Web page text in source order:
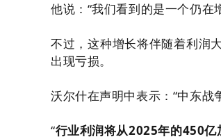
他说：“我们看到的是一个仍
不过，这种增长将伴随着利润
出现亏损。
沃尔什在声明中表示：“中东
“行业利润将从2025年的450